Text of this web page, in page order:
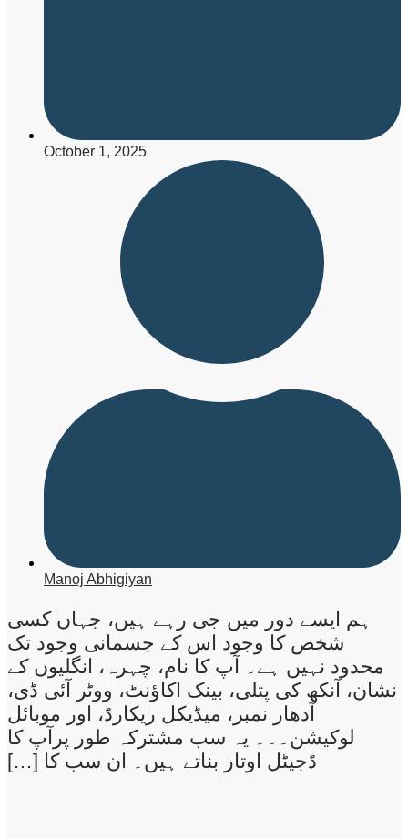
October 1, 2025
Manoj Abhigiyan
ہم ایسے دور میں جی رہے ہیں، جہاں کسی
شخص کا وجود اس کے جسمانی وجود تک
محدود نہیں ہے۔ آپ کا نام، چہرہ، انگلیوں کے
نشان، آنکھ کی پتلی، بینک اکاؤنٹ، ووٹر آئی ڈی،
آدھار نمبر، میڈیکل ریکارڈ، اور موبائل
لوکیشن۔۔۔ یہ سب مشترکہ طور پرآپ کا
ڈجیٹل اوتار بناتے ہیں۔ ان سب کا […]